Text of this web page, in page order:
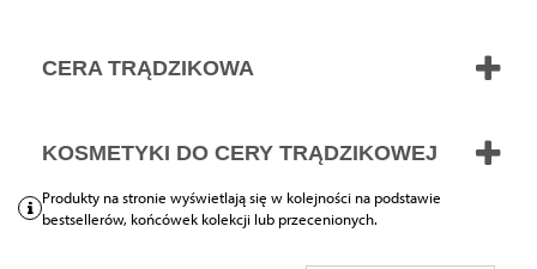
Odkryj co mamy dla Ciebie w tej kategorii!
CERA TRĄDZIKOWA
KOSMETYKI DO CERY TRĄDZIKOWEJ
Produkty na stronie wyświetlają się w kolejności na podstawie
bestsellerów, końcówek kolekcji lub przecenionych.